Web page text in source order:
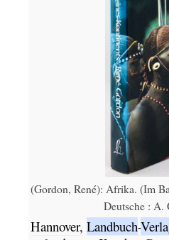
(Gordon, René): Afrika. (Im
Deutsche : A.
Hannover, Landbuch-